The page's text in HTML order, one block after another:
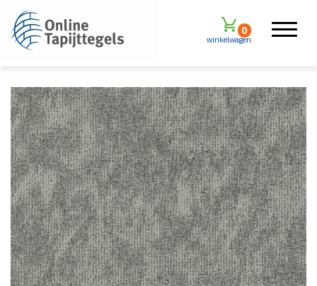
winkelwagen
0